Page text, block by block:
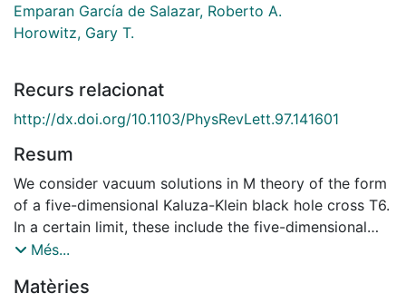
Emparan García de Salazar, Roberto A.
Horowitz, Gary T.
Recurs relacionat
http://dx.doi.org/10.1103/PhysRevLett.97.141601
Resum
We consider vacuum solutions in M theory of the form
of a five-dimensional Kaluza-Klein black hole cross T6.
In a certain limit, these include the five-dimensional
neutral rotating black hole (cross T6). From a type-IIA
We show that there is a simple D-brane description
Més...
Matèries